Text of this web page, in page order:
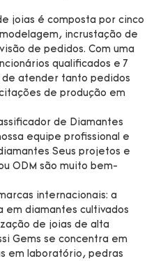
joias é composta por cinco
incrustação de
de pedidos. Com uma
qualificados e 7
de atender tanto pedidos
de produção em
de Diamantes
equipe profissional e
Seus projetos e
ODM são muito bem-
internacionais: a
em diamantes cultivados
de joias de alta
Gems se concentra em
em laboratório, pedras